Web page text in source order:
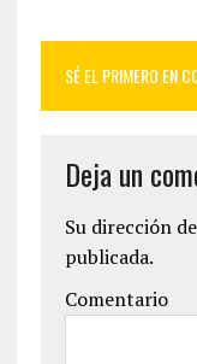
SÉ EL PRIMERO EN
Deja un
Su dirección
publicada.
Comentario